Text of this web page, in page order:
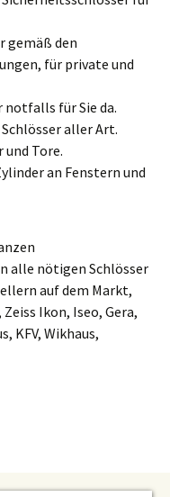
gemäß den
für private und
notfalls für Sie da.
aller Art.
und Tore.
an Fenstern und
alle nötigen Schlösser
auf dem Markt,
Ikon, Iseo, Gera,
KFV, Wikhaus,